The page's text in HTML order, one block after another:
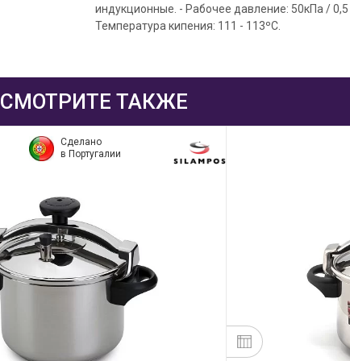
индукционные. - Рабочее давление: 50кПа /
Температура кипения: 111 - 113ºC.
СМОТРИТЕ ТАКЖЕ
Сделано
в Португалии